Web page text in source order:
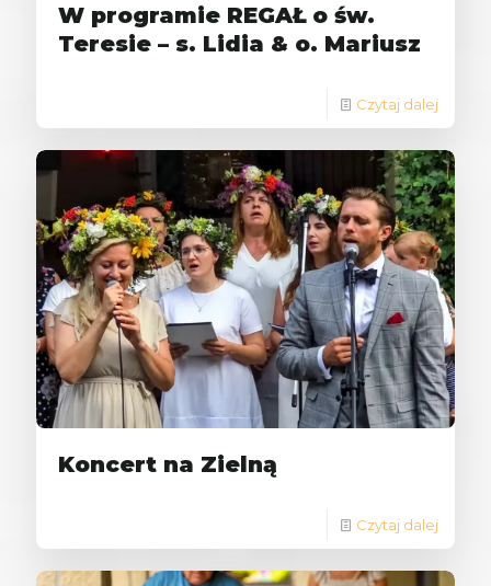
W programie REGAŁ o św.
Teresie – s. Lidia & o. Mariusz
Czytaj dalej
Koncert na Zielną
Czytaj dalej